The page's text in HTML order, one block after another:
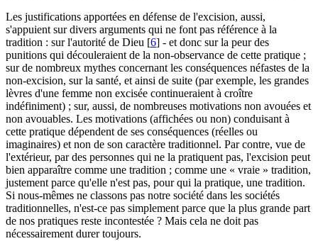
Les justifications apportées en défense de l'excision, aussi,
s'appuient sur divers arguments qui ne font pas référence à la
tradition : sur l'autorité de Dieu [6] - et donc sur la peur des
punitions qui découleraient de la non-observance de cette pratique ;
sur de nombreux mythes concernant les conséquences néfastes de la
non-excision, sur la santé, et ainsi de suite (par exemple, les grandes
lèvres d'une femme non excisée continueraient à croître
indéfiniment) ; sur, aussi, de nombreuses motivations non avouées et
non avouables. Les motivations (affichées ou non) conduisant à
cette pratique dépendent de ses conséquences (réelles ou
imaginaires) et non de son caractère traditionnel. Par contre, vue de
l'extérieur, par des personnes qui ne la pratiquent pas, l'excision peut
bien apparaître comme une tradition ; comme une « vraie » tradition,
justement parce qu'elle n'est pas, pour qui la pratique, une tradition.
Si nous-mêmes ne classons pas notre société dans les sociétés
traditionnelles, n'est-ce pas simplement parce que la plus grande part
de nos pratiques reste incontestée ? Mais cela ne doit pas
nécessairement durer toujours.